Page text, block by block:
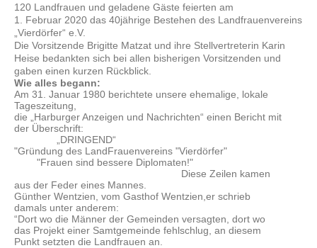
120 Landfrauen und geladene Gäste feierten am
1. Februar 2020 das 40jährige Bestehen des Landfrauenvereins
„Vierdörfer“ e.V.
Die Vorsitzende Brigitte Matzat und ihre Stellvertreterin Karin
Heise bedankten sich bei allen bisherigen Vorsitzenden und
gaben einen kurzen Rückblick.
Wie alles begann:
Am 31. Januar 1980 berichtete unsere ehemalige, lokale
Tageszeitung,
die „Harburger Anzeigen und Nachrichten“ einen Bericht mit
der Überschrift:
„DRINGEND“
"Gründung des LandFrauenvereins "Vierdörfer"
"Frauen sind bessere Diplomaten!"
Diese Zeilen kamen
aus der Feder eines Mannes.
Günther Wentzien, vom Gasthof Wentzien,er schrieb
damals unter anderem:
“Dort wo die Männer der Gemeinden versagten, dort wo
das Projekt einer Samtgemeinde fehlschlug, an diesem
Punkt setzten die Landfrauen an.